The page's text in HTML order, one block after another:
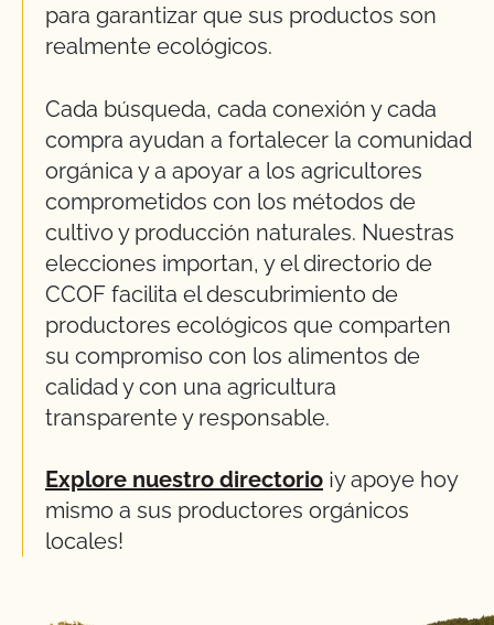
para garantizar que sus productos son
realmente ecológicos.
Cada búsqueda, cada conexión y cada
compra ayudan a fortalecer la comunidad
orgánica y a apoyar a los agricultores
comprometidos con los métodos de
cultivo y producción naturales. Nuestras
elecciones importan, y el directorio de
CCOF facilita el descubrimiento de
productores ecológicos que comparten
su compromiso con los alimentos de
calidad y con una agricultura
transparente y responsable.
Explore nuestro directorio ¡y apoye hoy
mismo a sus productores orgánicos
locales!